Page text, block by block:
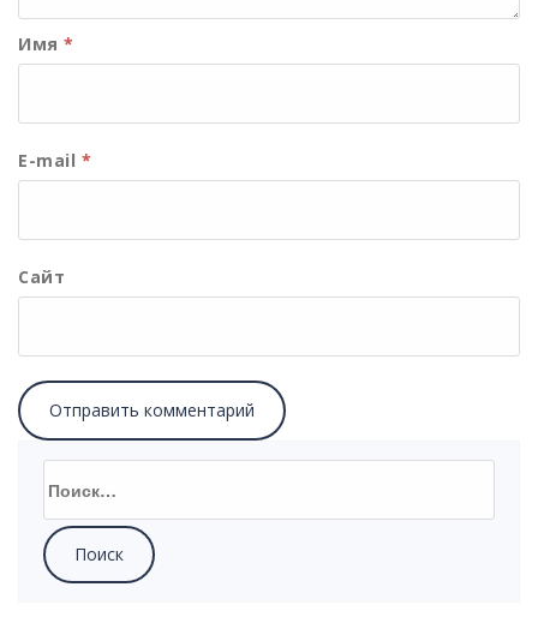
Имя *
E-mail *
Сайт